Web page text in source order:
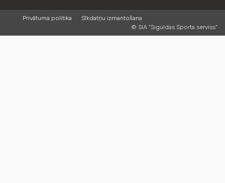
Privātuma politika
Sīkdatņu izmantošana
© SIA "Siguldas Sporta serviss"